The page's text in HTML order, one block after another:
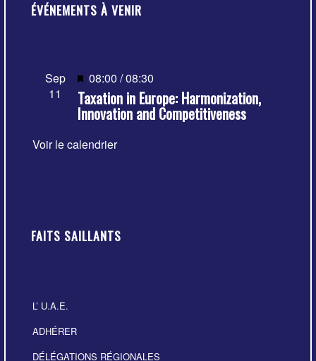
ÉVÉNEMENTS À VENIR
Sep
11
Mis
en
avant
08:00 /08:30
Taxation in Europe: Harmonization,
Innovation and Competitiveness
Voir le calendrier
FAITS SAILLANTS
L’ U.A.E.
ADHÉRER
DÉLÉGATIONS RÉGIONALES